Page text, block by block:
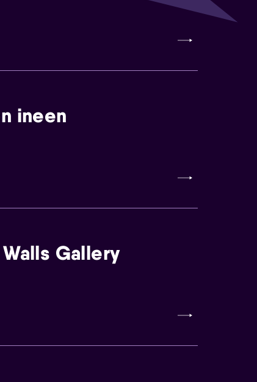
ineen
Gallery